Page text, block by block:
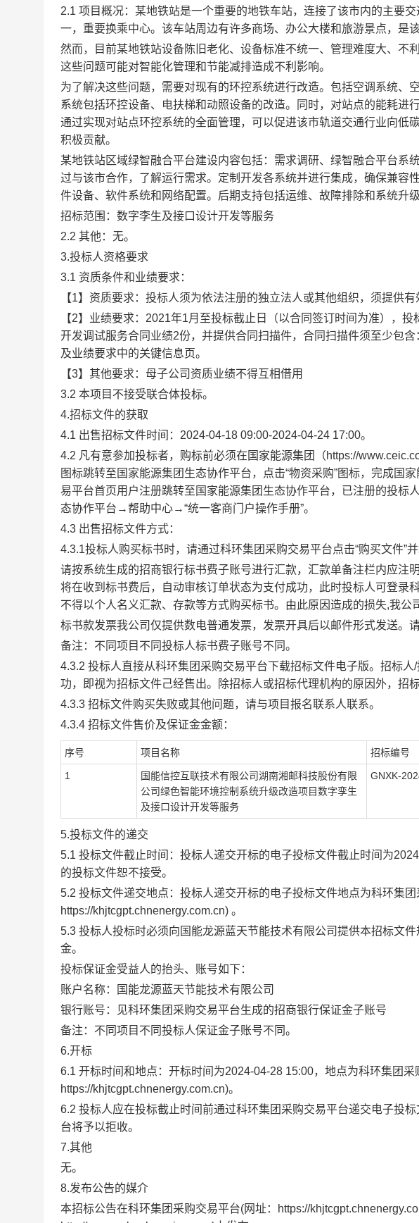
2.1 项目概况：某地铁站是一个重要的地铁车站，连接了该市内的主要
一，重要换乘中心。该车站周边有许多商场、办公大楼和旅游景点，是
然而，目前某地铁站设备陈旧老化、设备标准不统一、管理难度大、不
这些问题可能对智能化管理和节能减排造成不利影响。
为了解决这些问题，需要对现有的环控系统进行改造。包括空调系统、
系统包括环控设备、电扶梯和动照设备的改造。同时，对站点的能耗进
通过实现对站点环控系统的全面管理，可以促进该市轨道交通行业向低
积极贡献。
某地铁站区域绿智融合平台建设内容包括：需求调研、绿智融合平台系
过与该市合作，了解运行需求。定制开发各系统并进行集成，确保兼容
件设备、软件系统和网络配置。后期支持包括运维、故障排除和系统升
招标范围：数字李生及接口设计开发等服务
2.2 其他：无。
3.投标人资格要求
3.1 资质条件和业绩要求：
【1】资质要求：投标人须为依法注册的独立法人或其他组织，须提供有
【2】业绩要求：2021年1月至投标截止日（以合同签订时间为准），
开发调试服务合同业绩2份，并提供合同扫描件，合同扫描件须至少包
及业绩要求中的关键信息页。
【3】其他要求：母子公司资质业绩不得互相借用
3.2 本项目不接受联合体投标。
4.招标文件的获取
4.1 出售招标文件时间：2024-04-18 09:00-2024-04-24 17:00。
4.2 凡有意参加投标者，购标前必须在国家能源集团（https://
图标跳转至国家能源集团生态协作平台，点击“物资采购”图标，完成国
易平台首页用户注册跳转至国家能源集团生态协作平台，已注册的投标
态协作平台→帮助中心→“统一客商门户操作手册”。
4.3 出售招标文件方式：
4.3.1投标人购买标书时，请通过科环集团采购交易平台点击“购买文件”并
请按系统生成的招商银行标书费子账号进行汇款，汇款单备注栏内应注
将在收到标书费后，自动审核订单状态为支付成功，此时投标人可登录
不得以个人名义汇款、存款等方式购买标书。由此原因造成的损失,我公
标书款发票我公司仅提供数电普通发票，发票开具后以邮件形式发送。
备注：不同项目不同投标人标书费子账号不 同。
4.3.2 投标人直接从科环集团采购交易平台下载招标文件电子版。招标
功，即视为招标文件己经售出。除招标人或招标代理机构的原因外，招
4.3.3 招标文件购买失败或其他问题，请与项目报名联系人联系。
4.3.4 招标文件售价及保证金金额：
序号 项目名称 招标编号
1
国能信控互联技术有限公司湖南湘邮科技股份有限
公司绿色智能环境控制系统升级改造项目数字孪生
及接口设计开发等服务
GNXK-
5.投标文件的递交
5.1 投标文件截止时间：投标人递交开标的电子投标文件截止时间为
的投标文件恕不接受。
5.2 投标文件递交地点：投标人递交开标的电子投标文件地点为科环集团
https://khjtcgpt.chnenergy.com.cn) 。
5.3 投标人投标时必须向国能龙源蓝天节能技术有限公司提供本招标文
金。
投标保证金受益人的抬头、账号如下：
账户名称：国能龙源蓝天节能技术有限公司
银行账号：见科环集团 采购交易平台生成的招商银行保证金子账号
备注：不同项目不同投标人保证金子账号不同。
6.开标
6.1 开标时间和地点：开标时间为2024-04-28 15:00，地点为科环集团 采
https://khjtcgpt.chnenergy.com.cn)。
6.2 投标人应在投标截止时间前通过科环集团 采购交易平台递交电子投标
台将予以拒收。
7.其他
无。
8.发布公告的媒介
本招标公告在科环集团采购交易平台(网址：https://